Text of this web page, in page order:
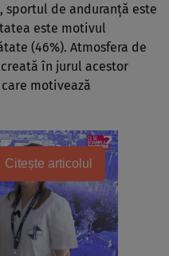
de anduranță este
este motivul
(46%). Atmosfera de
în jurul acestor
motivează
Citește articolul